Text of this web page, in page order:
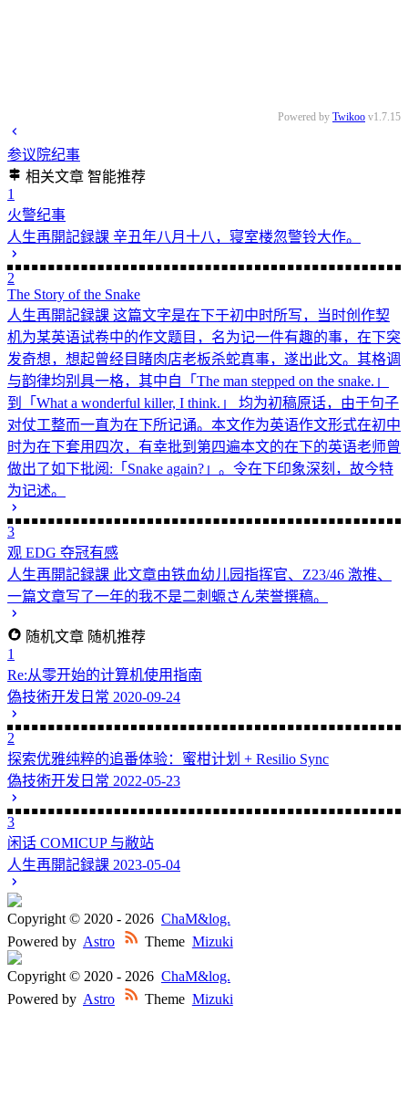
Powered by Twikoo v1.7.15
参议院纪事
相关文章 智能推荐
1
火警纪事
人生再開記録課 辛丑年八月十八，寝室楼忽警铃大作。
2
The Story of the Snake
人生再開記録課 这篇文字是在下于初中时所写，当时创作契
机为某英语试卷中的作文题目，名为记一件有趣的事，在下突
发奇想，想起曾经目睹肉店老板杀蛇真事，遂出此文。其格调
与韵律均别具一格，其中自「The man stepped on the snake.」
到「What a wonderful killer, I think.」 均为初稿原话，由于句子
对仗工整而一直为在下所记诵。本文作为英语作文形式在初中
时为在下套用四次，有幸批到第四遍本文的在下的英语老师曾
做出了如下批阅:「Snake again?」。令在下印象深刻，故今特
为记述。
3
观 EDG 夺冠有感
人生再開記録課 此文章由铁血幼儿园指挥官、Z23/46 激推、
一篇文章写了一年的我不是二刺螈さん荣誉撰稿。
随机文章 随机推荐
1
Re:从零开始的计算机使用指南
偽技術开发日常 2020-09-24
2
探索优雅纯粹的追番体验：蜜柑计划 + Resilio Sync
偽技術开发日常 2022-05-23
3
闲话 COMICUP 与敝站
人生再開記録課 2023-05-04
Copyright © 2020 - 2026 ChaM&log.
Powered by Astro Theme Mizuki
Copyright © 2020 - 2026 ChaM&log.
Powered by Astro Theme Mizuki